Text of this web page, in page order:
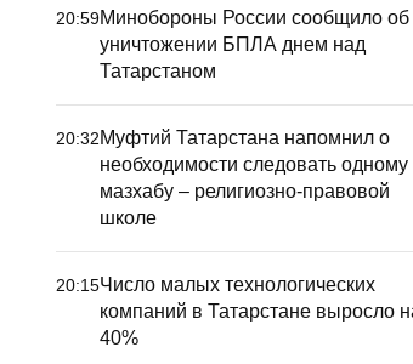
20:59Минобороны России сообщило об
уничтожении БПЛА днем над
Татарстаном
20:32Муфтий Татарстана напомнил о
необходимости следовать одному
мазхабу – религиозно-правовой
школе
20:15Число малых технологических
компаний в Татарстане выросло
40%